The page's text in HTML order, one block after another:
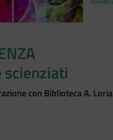
con Biblioteca A. Loria